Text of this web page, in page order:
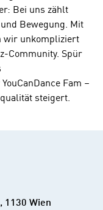
Bei uns zählt
Bewegung. Mit
wir unkompliziert
Community. Spür
Fam –
steigert.
1130 Wien